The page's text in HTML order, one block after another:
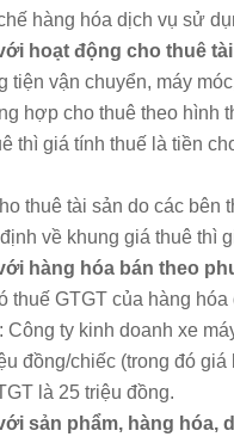
hàng hóa dịch vụ sử
hoạt động cho thuê
tiện vận chuyển, máy
hợp cho thuê theo hình
thì giá tính thuế là tiền
thuê tài sản do các
về khung giá thuê thì
hàng hóa bán theo
thuế GTGT của hàng
Công ty kinh doanh xe
đồng/chiếc (trong đó
là 25 triệu đồng.
sản phẩm, hàng hóa,